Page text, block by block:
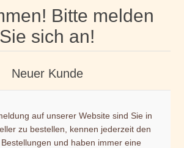
Bitte melden
Sie sich an!
Neuer Kunde
auf unserer Website sind Sie in
zu bestellen, kennen jederzeit den
und haben immer eine